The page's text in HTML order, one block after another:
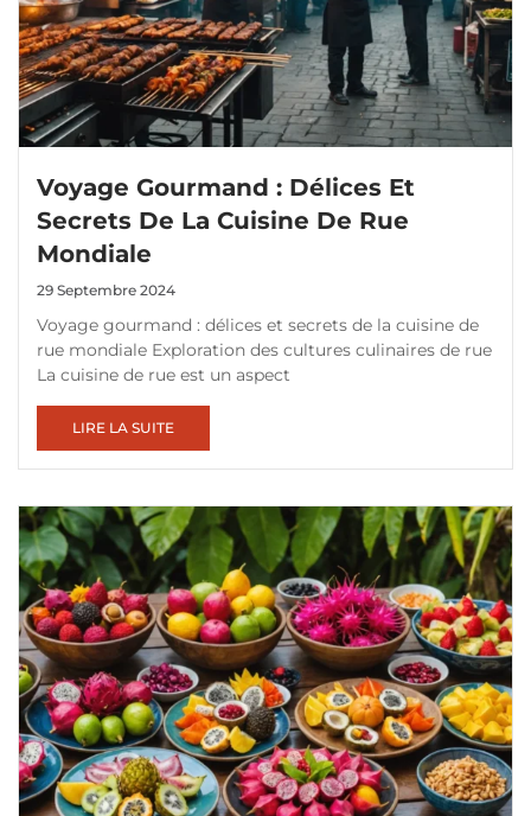
Voyage Gourmand : Délices Et
Secrets De La Cuisine De Rue
Mondiale
29 Septembre 2024
Voyage gourmand : délices et secrets de la cuisine de
rue mondiale Exploration des cultures culinaires de rue
La cuisine de rue est un aspect
LIRE LA SUITE